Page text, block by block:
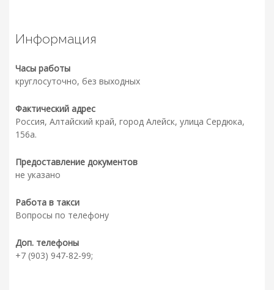
Информация
Часы работы
круглосуточно, без выходных
Фактический адрес
Россия, Алтайский край, город Алейск, улица Сердюка,
156а.
Предоставление документов
не указано
Работа в такси
Вопросы по телефону
Доп. телефоны
+7 (903) 947-82-99;